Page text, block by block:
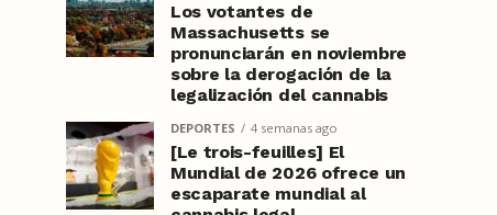
Los votantes de
Massachusetts se
pronunciarán en noviembre
sobre la derogación de la
legalización del cannabis
DEPORTES 4 semanas ago
[Le trois-feuilles] El
Mundial de 2026 ofrece un
escaparate mundial al